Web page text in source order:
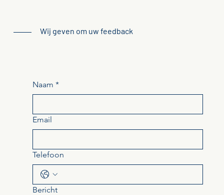
Wij geven om uw feedback
Naam *
Email
Telefoon
Bericht